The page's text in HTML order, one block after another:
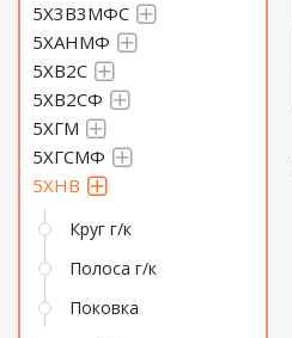
5Х3В3МФС
5ХАНМФ
5ХВ2С
5ХВ2СФ
5ХГМ
5ХГСМФ
5ХНВ
Круг г/к
Полоса г/к
Поковка